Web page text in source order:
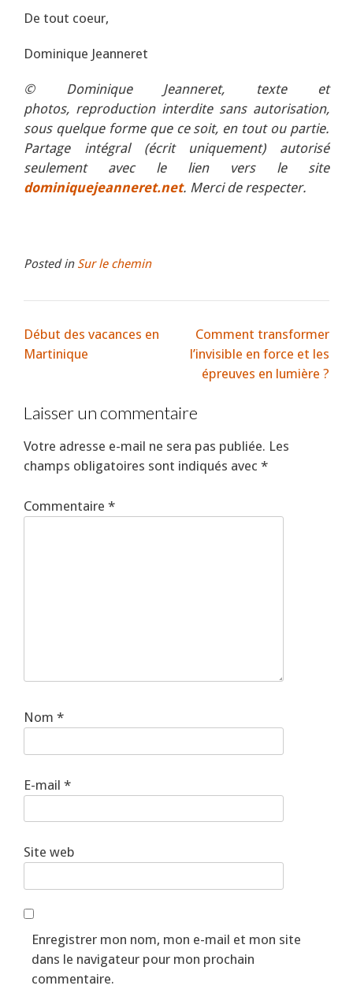
De tout coeur,
Dominique Jeanneret
© Dominique Jeanneret, texte et
photos, reproduction interdite sans autorisation,
sous quelque forme que ce soit, en tout ou partie.
Partage intégral (écrit uniquement) autorisé
seulement avec le lien vers le site
dominiquejeanneret.net. Merci de respecter.
Posted in Sur le chemin
Début des vacances en
Martinique
Comment transformer
l’invisible en force et les
épreuves en lumière ?
Laisser un commentaire
Votre adresse e-mail ne sera pas publiée. Les
champs obligatoires sont indiqués avec *
Commentaire *
Nom *
E-mail *
Site web
Enregistrer mon nom, mon e-mail et mon site
dans le navigateur pour mon prochain
commentaire.